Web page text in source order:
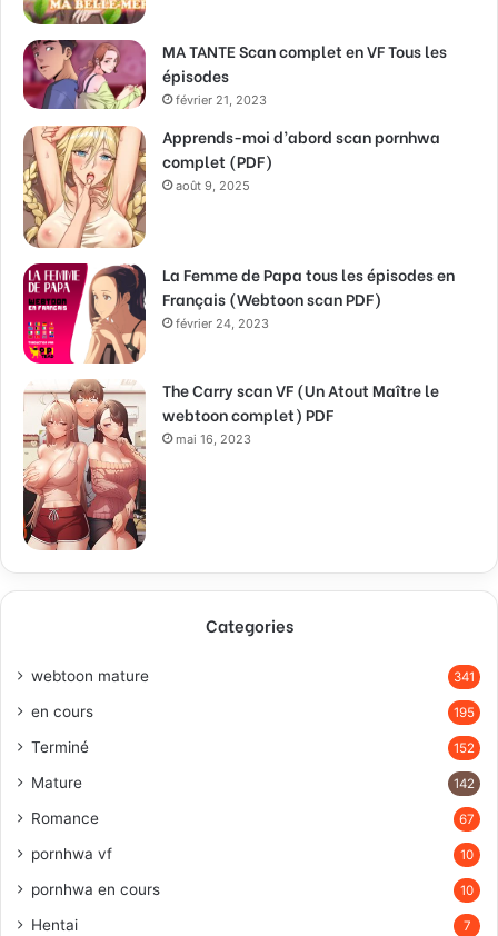
MA TANTE Scan complet en VF Tous les
épisodes
février 21, 2023
Apprends-moi d’abord scan pornhwa
complet (PDF)
août 9, 2025
La Femme de Papa tous les épisodes en
Français (Webtoon scan PDF)
février 24, 2023
The Carry scan VF (Un Atout Maître le
webtoon complet) PDF
mai 16, 2023
Categories
webtoon mature 341
en cours 195
Terminé 152
Mature 142
Romance 67
pornhwa vf 10
pornhwa en cours 10
Hentai 7